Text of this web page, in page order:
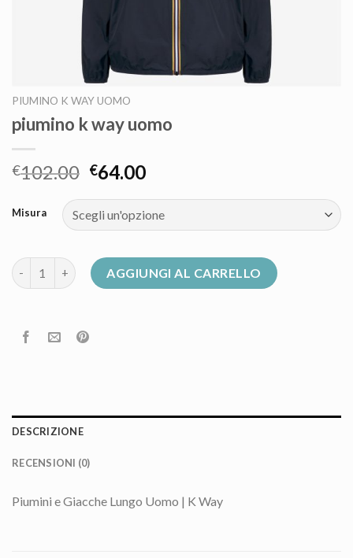
PIUMINO K WAY UOMO
piumino k way uomo
€102.00 €64.00
Misura
piumino k way uomo quantitàAGGIUNGI AL CARRELLO
DESCRIZIONE
RECENSIONI (0)
Piumini e Giacche Lungo Uomo | K Way